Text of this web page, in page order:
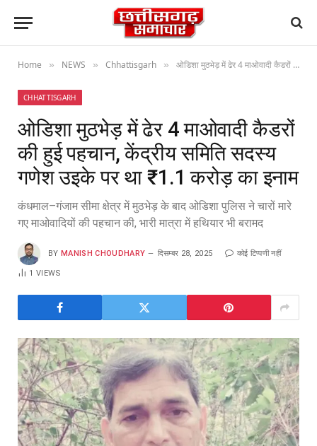
Home » NEWS » Chhattisgarh » ओडिशा मुठभेड़ में ढेर 4 माओवादी कैडरों की हुई पहचान, केंद्रीय समिति सदस्य गणेश उइके पर था ₹1.1 करोड़ का इनाम
CHHATTISGARH
ओडिशा मुठभेड़ में ढेर 4 माओवादी कैडरों
की हुई पहचान, केंद्रीय समिति सदस्य
गणेश उइके पर था ₹1.1 करोड़ का इनाम
कंधमाल–गंजाम सीमा क्षेत्र में मुठभेड़ के बाद ओडिशा पुलिस ने चारों मारे
गए माओवादियों की पहचान की, भारी मात्रा में हथियार भी बरामद
BY MANISH CHOUDHARY दिसम्बर 28, 2025 कोई टिप्पणी नहीं
1VIEWS